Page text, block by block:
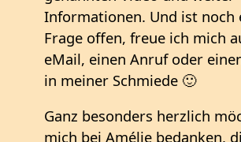
Informationen. Und ist noch
Frage offen, freue ich mich
eMail, einen Anruf oder
in meiner Schmiede 🙂
Ganz besonders herzlich
mich bei Amélie bedanken,